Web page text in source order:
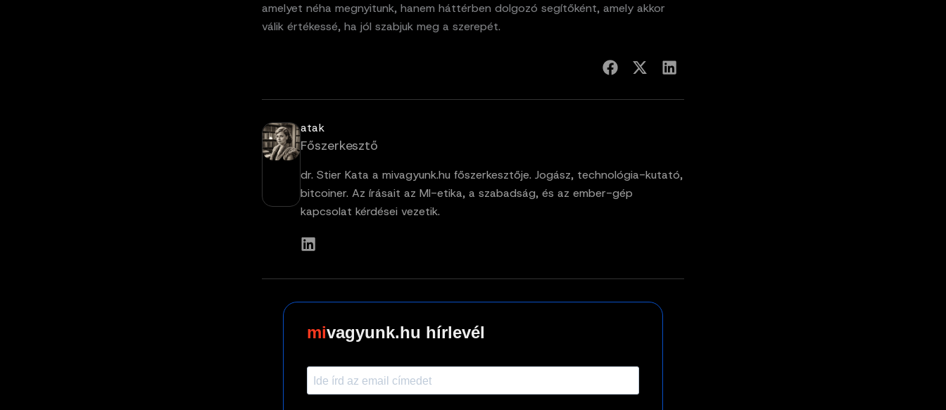
amelyet néha megnyitunk, hanem háttérben dolgozó segítőként, amely akkor
válik értékessé, ha jól szabjuk meg a szerepét.
atak
Főszerkesztő
dr. Stier Kata a mivagyunk.hu főszerkesztője. Jogász, technológia-kutató,
bitcoiner. Az írásait az MI-etika, a szabadság, és az ember-gép
kapcsolat kérdései vezetik.
vagyunk.hu hírlevél